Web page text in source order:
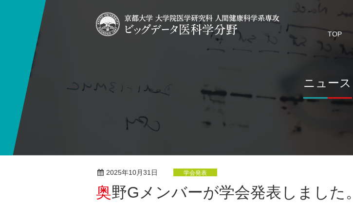
TOP
ニュース
2025年10月31日 学会発表
奥野Gメンバーが学会発表しました。